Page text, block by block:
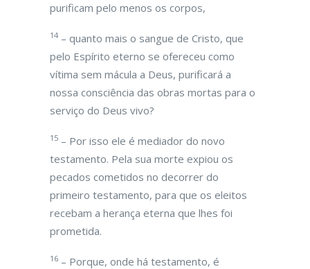
purificam pelo menos os corpos,
14 – quanto mais o sangue de Cristo, que
pelo Espírito eterno se ofereceu como
vítima sem mácula a Deus, purificará a
nossa consciência das obras mortas para o
serviço do Deus vivo?
15 – Por isso ele é mediador do novo
testamento. Pela sua morte expiou os
pecados cometidos no decorrer do
primeiro testamento, para que os eleitos
recebam a herança eterna que lhes foi
prometida.
16 – Porque, onde há testamento, é